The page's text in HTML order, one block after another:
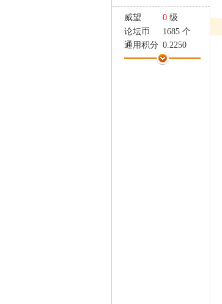
威望 0 级
论坛币
1685 个
通用积分 0.2250
学术水平
1 点